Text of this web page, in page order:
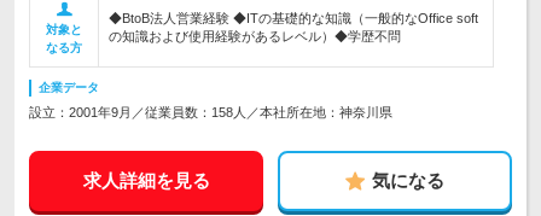
対象と
なる方
◆BtoB法人営業経験 ◆ITの基礎的な知識（一般的なOffice soft
の知識および使用経験があるレベル）◆学歴不問
企業データ
設立：2001年9月／従業員数：158人／本社所在地：神奈川県
求人詳細を見る 気になる